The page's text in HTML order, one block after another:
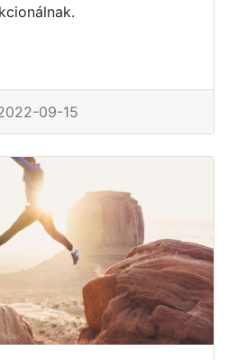
09-15